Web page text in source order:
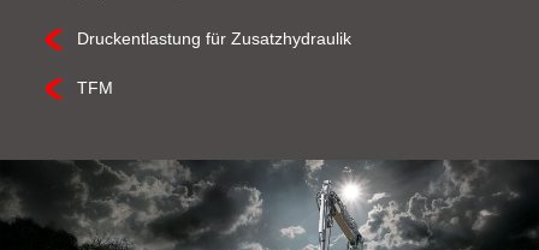
Druckentlastung für Zusatzhydraulik
TFM